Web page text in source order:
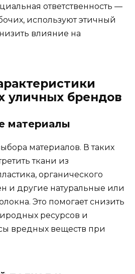
ответственность —
используют этичный
влияние на
уличных брендов
материалы
материалов. В таких
ткани из
органического
и другие натуральные или
Это помогает снизить
ресурсов и
вредных веществ при